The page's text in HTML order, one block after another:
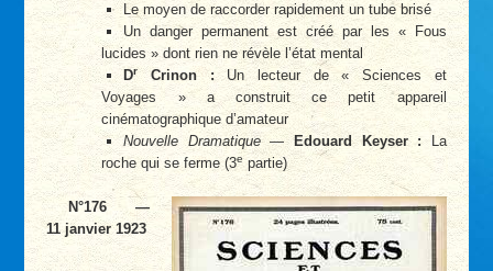
Le moyen de raccorder rapidement un tube brisé
Un danger permanent est créé par les « Fous
lucides » dont rien ne révèle l’état mental
DrCrinon :Un lecteur de « Sciences et
Voyages » a construit ce petit appareil
cinématographique d’amateur
Nouvelle Dramatique—Edouard Keyser : La
roche qui se ferme (3epartie)
N°176 —
11 janvier 1923